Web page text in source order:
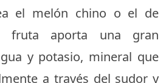
el melón chino o el de
fruta aporta una gran
y potasio, mineral que
a través del sudor y